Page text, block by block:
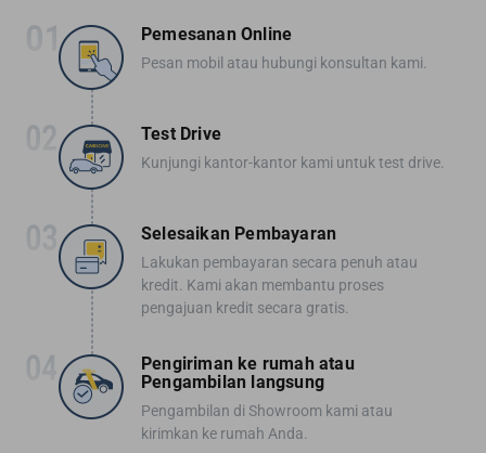
Pemesanan Online
Pesan mobil atau hubungi konsultan kami.
Test Drive
Kunjungi kantor-kantor kami untuk test drive.
Selesaikan Pembayaran
Lakukan pembayaran secara penuh atau
kredit. Kami akan membantu proses
pengajuan kredit secara gratis.
Pengiriman ke rumah atau
Pengambilan langsung
Pengambilan di Showroom kami atau
kirimkan ke rumah Anda.